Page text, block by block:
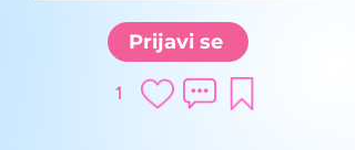
Prijavi se
1